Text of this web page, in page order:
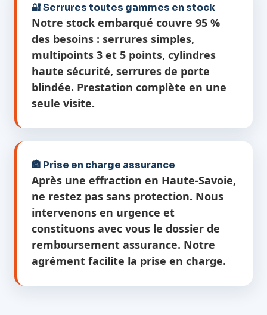
🔐 Serrures toutes gammes en stock
Notre stock embarqué couvre 95 %
des besoins : serrures simples,
multipoints 3 et 5 points, cylindres
haute sécurité, serrures de porte
blindée. Prestation complète en une
seule visite.
🏦 Prise en charge assurance
Après une effraction en Haute-Savoie,
ne restez pas sans protection. Nous
intervenons en urgence et
constituons avec vous le dossier de
remboursement assurance. Notre
agrément facilite la prise en charge.